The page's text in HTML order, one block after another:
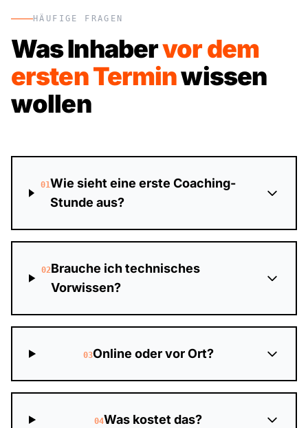
HÄUFIGE FRAGEN
Was Inhabervor dem
ersten Terminwissen
wollen
01Wie sieht eine erste Coaching-
Stunde aus?
02Brauche ich technisches
Vorwissen?
03Online oder vor Ort?
04Was kostet das?